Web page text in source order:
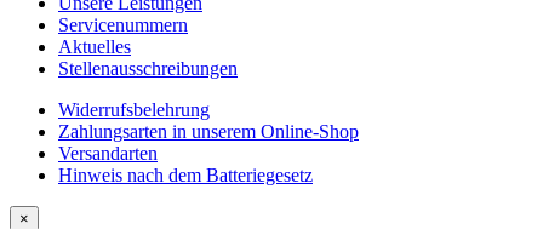
Servicenummern
Aktuelles
Stellenausschreibungen
Widerrufsbelehrung
Zahlungsarten in unserem Online-Shop
Versandarten
Hinweis nach dem Batteriegesetz
×